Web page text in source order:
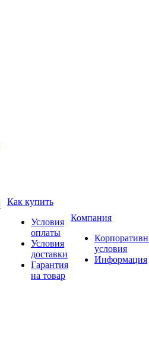
Как купить
Условия
оплаты
Условия
доставки
Гарантия
на товар
Компания
условия
Информация